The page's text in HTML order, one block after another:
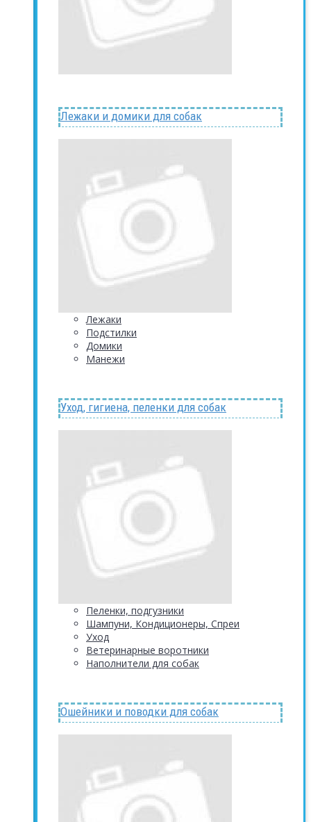
Лежаки и домики для собак
Лежаки
Подстилки
Домики
Манежи
Уход, гигиена, пеленки для собак
Пеленки, подгузники
Шампуни, Кондиционеры, Спреи
Уход
Ветеринарные воротники
Наполнители для собак
Ошейники и поводки для собак